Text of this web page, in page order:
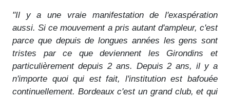
"Il y a une vraie manifestation de l'exaspération
aussi. Si ce mouvement a pris autant d'ampleur, c'est
parce que depuis de longues années les gens sont
tristes par ce que deviennent les Girondins et
particulièrement depuis 2 ans. Depuis 2 ans, il y a
n'importe quoi qui est fait, l'institution est bafouée
continuellement. Bordeaux c'est un grand club, et qui